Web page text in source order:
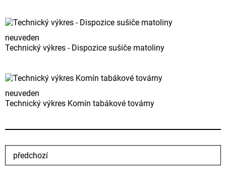
neuveden
Technický výkres - Dispozice sušiče matoliny
neuveden
Technický výkres Komín tabákové továrny
předchozí